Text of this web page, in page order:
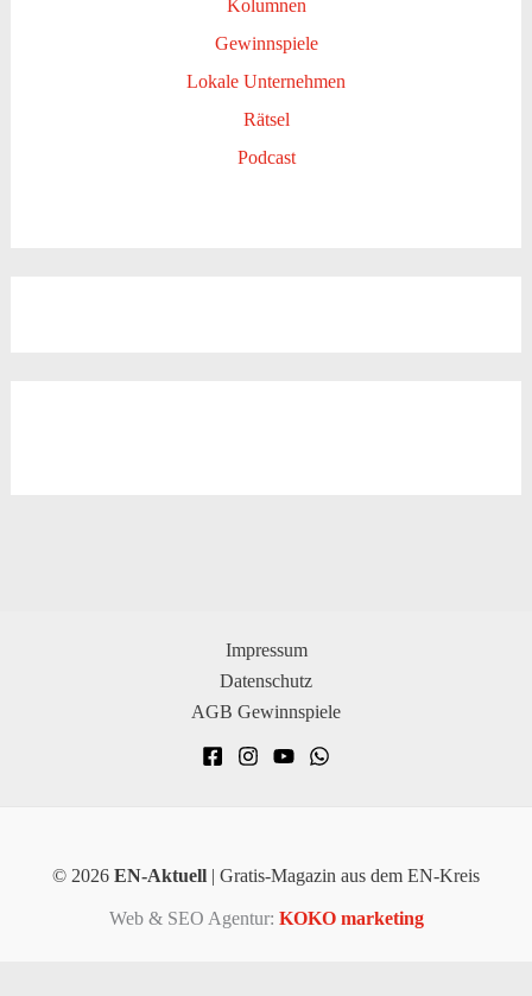
Kolumnen
Gewinnspiele
Lokale Unternehmen
Rätsel
Podcast
Impressum
Datenschutz
AGB Gewinnspiele
© 2026 EN-Aktuell | Gratis-Magazin aus dem EN-Kreis
Web & SEO Agentur: KOKO marketing